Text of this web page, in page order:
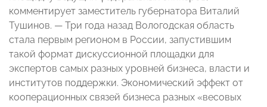
комментирует заместитель губернатора Виталий
Тушинов. — Три года назад Вологодская область
стала первым регионом в России, запустившим
такой формат дискуссионной площадки для
экспертов самых разных уровней бизнеса, власти и
институтов поддержки. Экономический эффект от
кооперационных связей бизнеса разных «весовых